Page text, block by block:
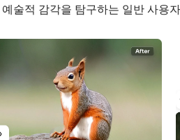
술적 감각을 탐구하는 일반 사용